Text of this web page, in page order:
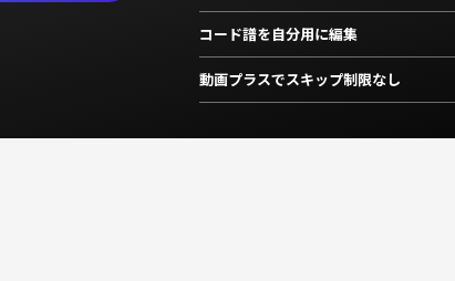
コード譜を自分用に編集
動画プラスでスキップ制限なし